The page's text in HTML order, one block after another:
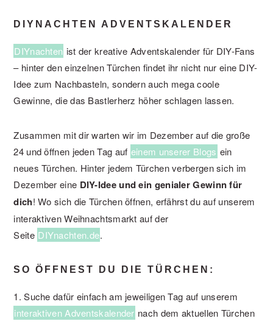
DIYNACHTEN ADVENTSKALENDER
DIYnachten ist der kreative Adventskalender für DIY-Fans
– hinter den einzelnen Türchen findet ihr nicht nur eine DIY-
Idee zum Nachbasteln, sondern auch mega coole
Gewinne, die das Bastlerherz höher schlagen lassen.
Zusammen mit dir warten wir im Dezember auf die große
24 und öffnen jeden Tag auf einem unserer Blogs ein
neues Türchen. Hinter jedem Türchen verbergen sich im
Dezember eine DIY-Idee und ein genialer Gewinn für
dich! Wo sich die Türchen öffnen, erfährst du auf unserem
interaktiven Weihnachtsmarkt auf der
Seite DIYnachten.de.
SO ÖFFNEST DU DIE TÜRCHEN:
1. Suche dafür einfach am jeweiligen Tag auf unserem
interaktiven Adventskalender nach dem aktuellen Türchen